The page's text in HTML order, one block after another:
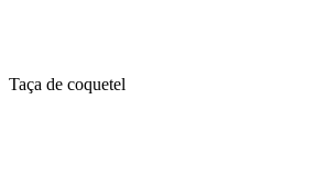
Taça de coquetel